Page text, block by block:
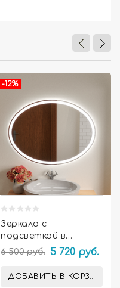

-12%
Зеркало с
подсветкой в
ванную комнату
6 500 руб. 5 720 руб.
ДОБАВИТЬ В КОРЗИНУ